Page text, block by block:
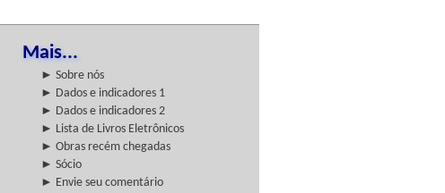
Mais...
► Sobre nós
► Dados e indicadores 1
► Dados e indicadores 2
► Lista de Livros Eletrônicos
► Obras recém chegadas
► Sócio
► Envie seu comentário